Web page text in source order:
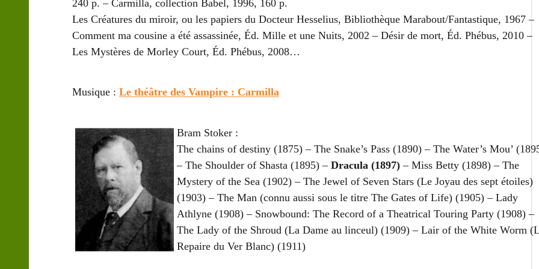
240 p. – Carmilla, collection Babel, 1996, 160 p.
Les Créatures du miroir, ou les papiers du Docteur Hesselius, Bibliothèque Marabout/Fantastique, 1967 –
Comment ma cousine a été assassinée, Éd. Mille et une Nuits, 2002 – Désir de mort, Éd. Phébus, 2010 –
Les Mystères de Morley Court, Éd. Phébus, 2008…
Musique : Le théâtre des Vampire : Carmilla
Bram Stoker :
The chains of destiny (1875) – The Snake’s Pass (1890) – The Water’s Mou’
– The Shoulder of Shasta (1895) – Dracula (1897) – Miss Betty (1898) – The
Mystery of the Sea (1902) – The Jewel of Seven Stars (Le Joyau des sept étoiles)
(1903) – The Man (connu aussi sous le titre The Gates of Life) (1905) – Lady
Athlyne (1908) – Snowbound: The Record of a Theatrical Touring Party (1908) –
The Lady of the Shroud (La Dame au linceul) (1909) – Lair of the White Worm
Repaire du Ver Blanc) (1911)